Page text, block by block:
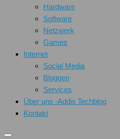
Hardware
Software
Netzwerk
Games
Internet
Social Media
Bloggen
Services
Über uns -Addis Techblog
Kontakt